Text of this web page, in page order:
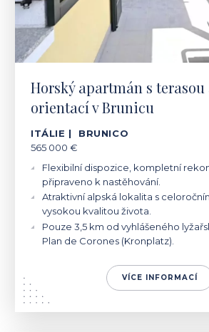
Horský apartmán s
orientací v Brunicu
ITÁLIE | BRUNICO
565 000 €
Flexibilní dispozice, kompletní
připraveno k nastěhování.
Atraktivní alpská lokalita s
vysokou kvalitou života.
Pouze 3,5 km od vyhlášeného
Plan de Corones (Kronplatz).
VÍCE INFORMACÍ